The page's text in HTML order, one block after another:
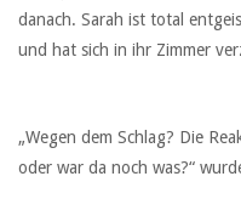
danach. Sarah ist total
und hat sich in ihr Zimmer
„Wegen dem Schlag? Die
oder war da noch was?“